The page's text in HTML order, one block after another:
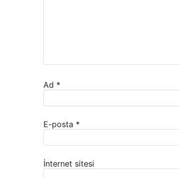
Ad *
E-posta *
İnternet sitesi